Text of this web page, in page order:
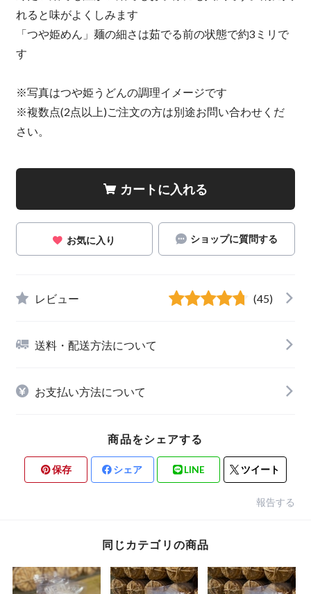
れると味がよくしみます
「つや姫めん」麺の細さは茹でる前の状態で約3ミリで
す
※写真はつや姫うどんの調理イメージです
※複数点(2点以上)ご注文の方は別途お問い合わせくだ
さい。
カートに入れる
お気に入り ショップに質問する
レビュー (45)
送料・配送方法について
お支払い方法について
商品をシェアする
保存 シェア LINE ツイート
報告する
同じカテゴリの商品